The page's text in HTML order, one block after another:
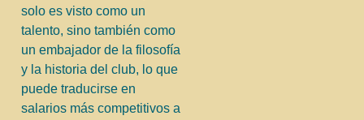
solo es visto como un
talento, sino también como
un embajador de la filosofía
y la historia del club, lo que
puede traducirse en
salarios más competitivos a